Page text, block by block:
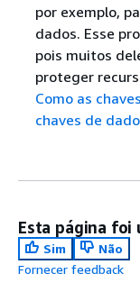
por exemplo,
dados. Esse
pois muitos
proteger
Como as
chaves de
Esta página foi
Sim
Não
Fornecer feedback